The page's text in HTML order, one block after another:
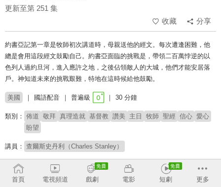
更新至第 251 集
收藏
分享
約書亞記第一章是牧師初次講道時，母親送他的經文。每次遭逢困難，他
總是會用這段經文鼓勵自己。約書亞面臨的挑戰是，帶領二百萬悖逆的以
色列人過約旦河，進入應許之地，之後佔領敵人的大城，他們才能安居落
戶。神知道未來的挑戰艱難，特地在這時候給他鼓勵。
美國 國語配音 普遍級 30 分鐘
類別： 佈道 敬拜 真理造就 基督教 讚美 主日 牧師 聖經 信心 愛心
盼望
講員： 查爾斯史丹利（Charles Stanley）
# 核心信仰
首頁 電視頻道 戲劇 電影 短劇 更多